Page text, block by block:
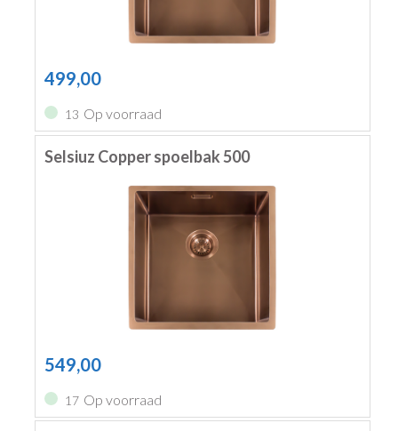
499,00
13 Op voorraad
Selsiuz Copper spoelbak 500
549,00
17 Op voorraad